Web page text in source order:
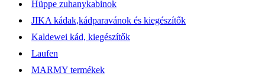
Hüppe zuhanykabinok
JIKA kádak,kádparavánok és kiegészítők
Kaldewei kád, kiegészítők
Laufen
MARMY termékek